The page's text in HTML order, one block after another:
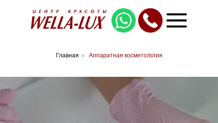
Главная » Аппаратная косметология